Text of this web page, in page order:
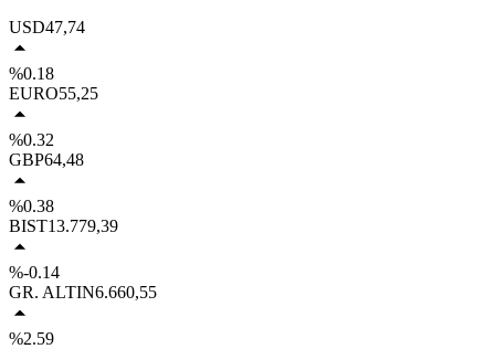
USD47,74
%0.18
EURO55,25
%0.32
GBP64,48
%0.38
BIST13.779,39
%-0.14
GR. ALTIN6.660,55
%2.59